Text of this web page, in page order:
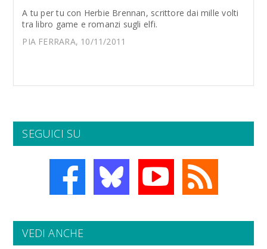
A tu per tu con Herbie Brennan, scrittore dai mille volti
tra libro game e romanzi sugli elfi.
PIA FERRARA, 10/11/2011
SEGUICI SU
VEDI ANCHE